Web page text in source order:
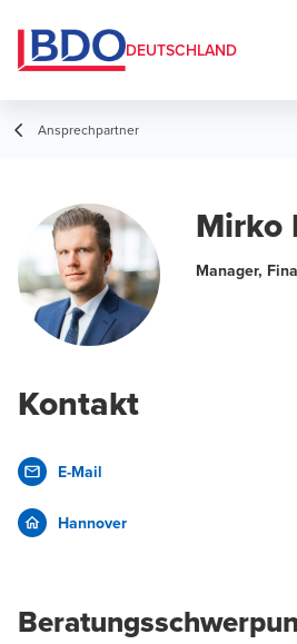
DEUTSCHLAND
Ansprechpartner
Mirko
Manager,
Kontakt
E-Mail
Hannover